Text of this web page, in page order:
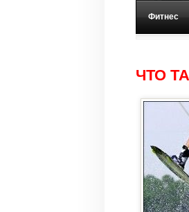
Фитнес
ЧТО